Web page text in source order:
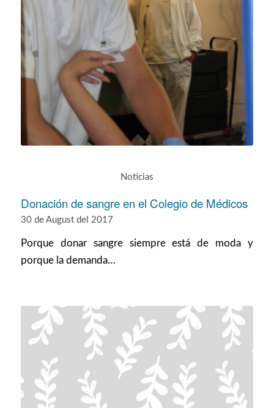
Noticias
Donación de sangre en el Colegio de Médicos
30 de August del 2017
Porque donar sangre siempre está de moda y
porque la demanda…